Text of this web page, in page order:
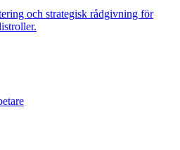
och strategisk rådgivning för